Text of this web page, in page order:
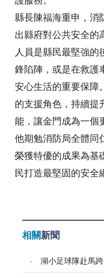
縣長陳福海重申，消
出縣府對公共安全的
人員是縣民最堅強的
鋒陷陣，或是在救護
安心生活的重要保障
的支援角色，持續提
能，讓金門成為一個
他期勉消防局全體同
榮獲特優的成果為基
民打造最堅固的安全
相關新聞